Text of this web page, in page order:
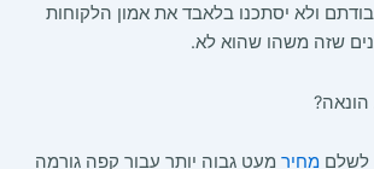
ולא יסתכנו בלאבד את אמון הלקוחות
שזה משהו שהוא לא.
לשלם מחירמעט גבוה יותר עבור קפה גורמה